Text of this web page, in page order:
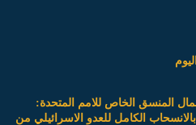
المنسق الخاص للامم المتحدة:
بالانسحاب الكامل للعدو الاسرائيلي من